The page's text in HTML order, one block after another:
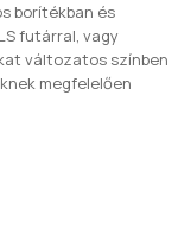
borítékban és
futárral, vagy
változatos színben
megfelelően